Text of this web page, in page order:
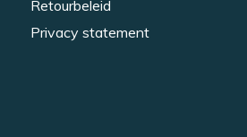
Retourbeleid
Privacy statement